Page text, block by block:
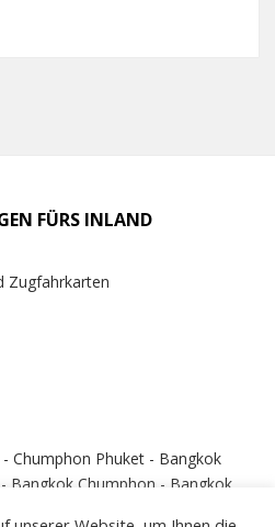
FÜRS INLAND
Zugfahrkarten
Chumphon Phuket - Bangkok
Bangkok Chumphon - Bangkok